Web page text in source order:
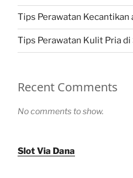
Tips Perawatan Kecantikan
Tips Perawatan Kulit Pria di
Recent Comments
No comments to show.
Slot Via Dana